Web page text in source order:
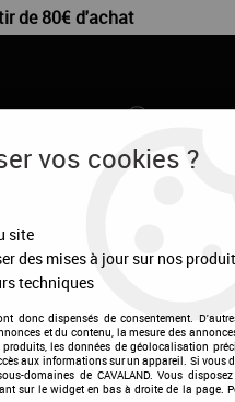
de 80€ d'achat
pour
vos cookies ?
site
des mises à jour sur nos
techniques
donc dispensés de consentement.
et du contenu, la mesure des
les données de géolocalisation
aux informations sur un appareil. Si vous
domaines de CAVALAND. Vous
sur le widget en bas à droite de la page.